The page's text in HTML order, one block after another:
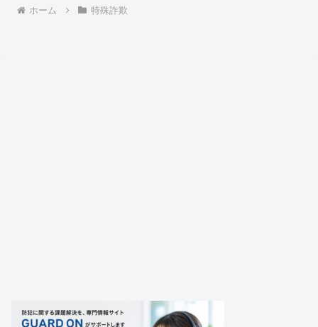
ホーム 特殊詐欺